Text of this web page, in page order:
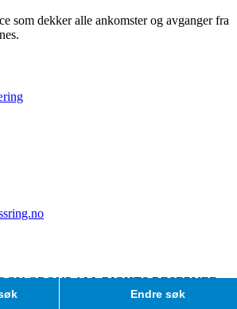
Endre søk
som dekker alle ankomster og avganger fra
GROUPALL RIGHTS RESERVED
& RESERVATION SYSTEM